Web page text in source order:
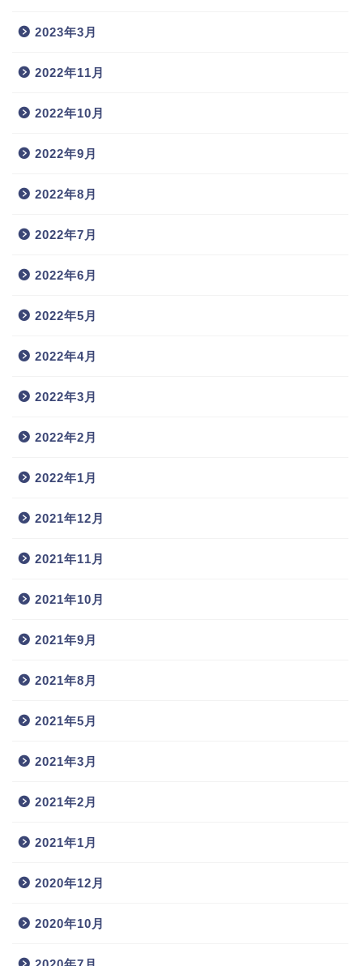
2023年3月
2022年11月
2022年10月
2022年9月
2022年8月
2022年7月
2022年6月
2022年5月
2022年4月
2022年3月
2022年2月
2022年1月
2021年12月
2021年11月
2021年10月
2021年9月
2021年8月
2021年5月
2021年3月
2021年2月
2021年1月
2020年12月
2020年10月